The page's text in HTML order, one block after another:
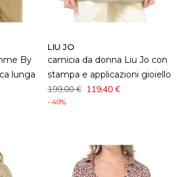
By
lunga
LIU JO
camicia da donna Liu Jo con
stampa e applicazioni gioiello
199,00 € 119,40 €
- 40%